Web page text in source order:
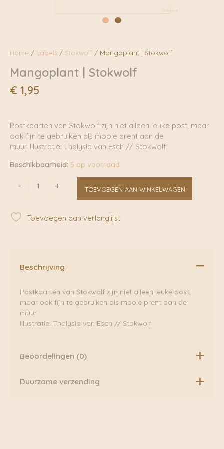
Home / Labels / Stokwolf / Mangoplant | Stokwolf
Mangoplant | Stokwolf
€ 1,95
Postkaarten van Stokwolf zijn niet alleen leuke post, maar
ook fijn te gebruiken als mooie prent aan de
muur. Illustratie: Thalysia van Esch // Stokwolf
Beschikbaarheid: 5 op voorraad
-
Mangoplant
aantal
+ TOEVOEGEN AAN WINKELWAGEN
Toevoegen aan verlanglijst
Beschrijving
Postkaarten van Stokwolf zijn niet alleen leuke post,
maar ook fijn te gebruiken als mooie prent aan de
muur.
Illustratie: Thalysia van Esch // Stokwolf
Beoordelingen (0)
Er zijn nog geen beoordelingen.
Duurzame verzending